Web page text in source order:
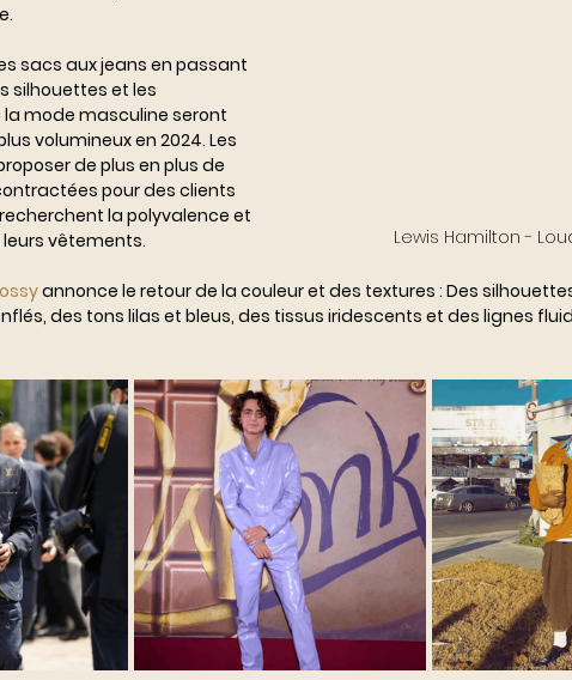
Lewis Hamilton -
sacs aux jeans en passant
silhouettes et les
mode masculine seront
volumineux en 2024. Les
de plus en plus de
pour des clients
la polyvalence et
vêtements.
annonce le retour de la couleur et des textures : Des
des tons lilas et bleus, des tissus iridescents et des lignes